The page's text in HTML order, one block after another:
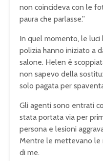
non coincideva con le
paura che parlasse.”
In quel momento, le
polizia hanno iniziato a
salone. Helen è
non sapevo della
solo pagata per
Gli agenti sono entrati
stata portata via per
persona e lesioni
Mentre le mettevano le
di me.